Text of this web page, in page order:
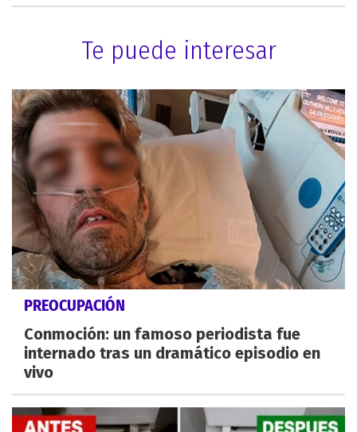
Te puede interesar
PREOCUPACIÓN
Conmoción: un famoso periodista fue
internado tras un dramático episodio en
vivo